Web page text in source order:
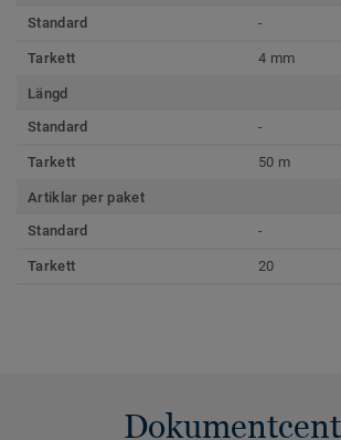
Standard
-
Tarkett 4 mm
Längd
Standard
-
Tarkett 50 m
Artiklar per paket
Standard
-
Tarkett 20